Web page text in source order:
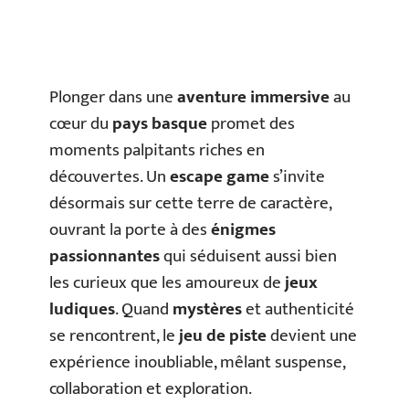
Plonger dans uneaventure immersiveau
cœur dupays basquepromet des
moments palpitants riches en
découvertes. Unescape games’invite
désormais sur cette terre de caractère,
ouvrant la porte à desénigmes
passionnantesqui séduisent aussi bien
les curieux que les amoureux dejeux
ludiques. Quandmystèreset authenticité
se rencontrent, lejeu de pistedevient une
expérience inoubliable, mêlant suspense,
collaboration et exploration.